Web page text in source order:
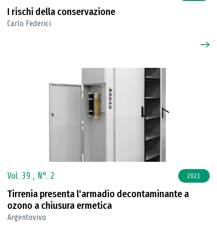
I rischi della conservazione
Carlo Federici
Vol. 39 , N°. 2 2021
Tirrenia presenta l'armadio decontaminante a
ozono a chiusura ermetica
Argentovivo